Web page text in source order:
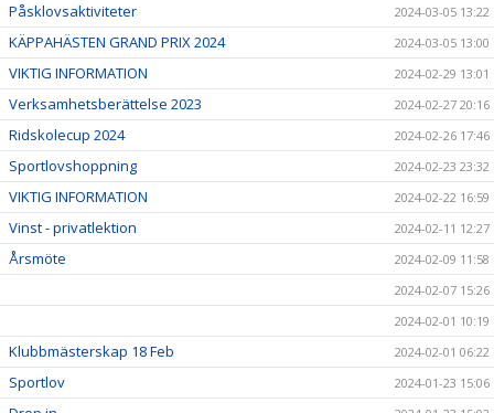
Påsklovsaktiviteter 2024-03-05 13:22
KÄPPAHÄSTEN GRAND PRIX 2024 2024-03-05 13:00
VIKTIG INFORMATION 2024-02-29 13:01
Verksamhetsberättelse 2023 2024-02-27 20:16
Ridskolecup 2024 2024-02-26 17:46
Sportlovshoppning 2024-02-23 23:32
VIKTIG INFORMATION 2024-02-22 16:59
Vinst - privatlektion 2024-02-11 12:27
Årsmöte
2024-02-09 11:58
2024-02-07 15:26
2024-02-01 10:19
Klubbmästerskap 18 Feb 2024-02-01 06:22
Sportlov 2024-01-23 15:06